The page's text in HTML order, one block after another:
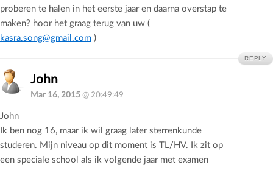
proberen te halen in het eerste jaar en daarna overstap te
maken? hoor het graag terug van uw (
kasra.song@gmail.com )
REPLY
John
Mar 16, 2015@ 20:49:49
John
Ik ben nog 16, maar ik wil graag later sterrenkunde
studeren. Mijn niveau op dit moment is TL/HV. Ik zit op
een speciale school als ik volgende jaar met examen